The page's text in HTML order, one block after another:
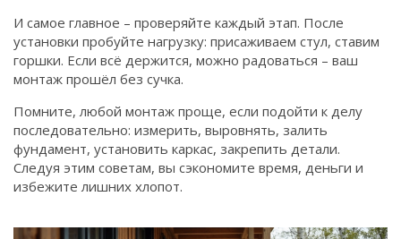
И самое главное – проверяйте каждый этап. После
установки пробуйте нагрузку: присаживаем стул, ставим
горшки. Если всё держится, можно радоваться – ваш
монтаж прошёл без сучка.
Помните, любой монтаж проще, если подойти к делу
последовательно: измерить, выровнять, залить
фундамент, установить каркас, закрепить детали.
Следуя этим советам, вы сэкономите время, деньги и
избежите лишних хлопот.